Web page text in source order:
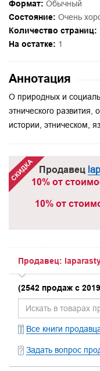
Формат: Обычный
Состояние: Очень
Количество страниц:
На остатке: 1
Аннотация
О природных и
этнического развития,
истории, этническом,
Продавец
10% от
10% от
Продавец:
(2542 продаж с 2019
Все книги
Задать вопрос